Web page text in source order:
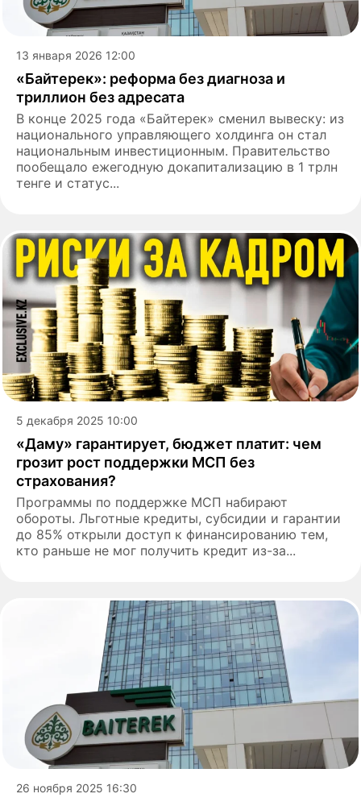
13 января 2026 12:00
«Байтерек»: реформа без диагноза и
триллион без адресата
В конце 2025 года «Байтерек» сменил вывеску: из
национального управляющего холдинга он стал
национальным инвестиционным. Правительство
пообещало ежегодную докапитализацию в 1 трлн
тенге и статус...
5 декабря 2025 10:00
«Даму» гарантирует, бюджет платит: чем
грозит рост поддержки МСП без
страхования?
Программы по поддержке МСП набирают
обороты. Льготные кредиты, субсидии и гарантии
до 85% открыли доступ к финансированию тем,
кто раньше не мог получить кредит из-за...
26 ноября 2025 16:30